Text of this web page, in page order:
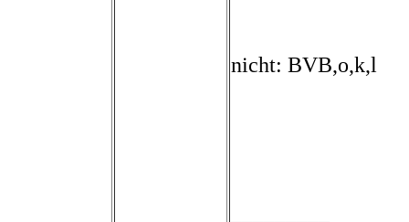
nicht: BVB,o,k,l